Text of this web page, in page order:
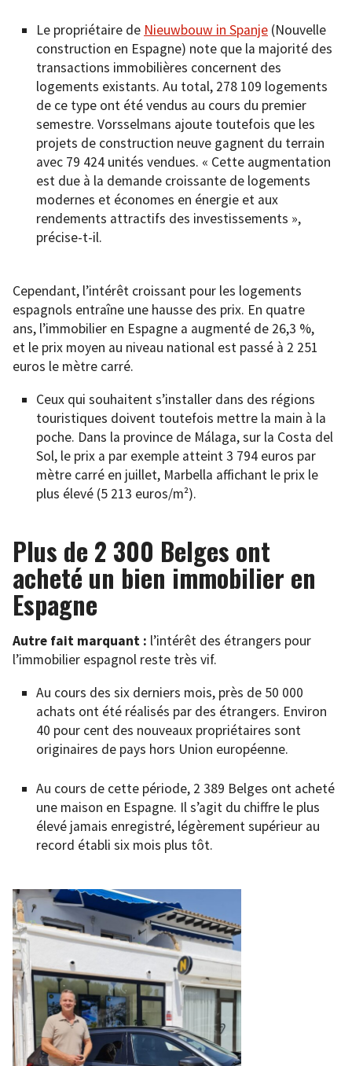
Le propriétaire de Nieuwbouw in Spanje (Nouvelle
construction en Espagne) note que la majorité des
transactions immobilières concernent des
logements existants. Au total, 278 109 logements
de ce type ont été vendus au cours du premier
semestre. Vorsselmans ajoute toutefois que les
projets de construction neuve gagnent du terrain
avec 79 424 unités vendues. « Cette augmentation
est due à la demande croissante de logements
modernes et économes en énergie et aux
rendements attractifs des investissements »,
précise-t-il.
Cependant, l’intérêt croissant pour les logements
espagnols entraîne une hausse des prix. En quatre
ans, l’immobilier en Espagne a augmenté de 26,3 %,
et le prix moyen au niveau national est passé à 2 251
euros le mètre carré.
Ceux qui souhaitent s’installer dans des régions
touristiques doivent toutefois mettre la main à la
poche. Dans la province de Málaga, sur la Costa del
Sol, le prix a par exemple atteint 3 794 euros par
mètre carré en juillet, Marbella affichant le prix le
plus élevé (5 213 euros/m²).
Plus de 2 300 Belges ont
acheté un bien immobilier en
Espagne
Autre fait marquant : l’intérêt des étrangers pour
l’immobilier espagnol reste très vif.
Au cours des six derniers mois, près de 50 000
achats ont été réalisés par des étrangers. Environ
40 pour cent des nouveaux propriétaires sont
originaires de pays hors Union européenne.
Au cours de cette période, 2 389 Belges ont acheté
une maison en Espagne. Il s’agit du chiffre le plus
élevé jamais enregistré, légèrement supérieur au
record établi six mois plus tôt.